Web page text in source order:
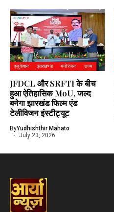
एजुकेशन झारखण्ड मनोरंजन राज्य
JFDCL और SRFTI के बीच
हुआ ऐतिहासिक MoU, जल्द
बनेगा झारखंड फिल्म एंड
टेलीविजन इंस्टीट्यूट
ByYudhishthir Mahato
July 23, 2026